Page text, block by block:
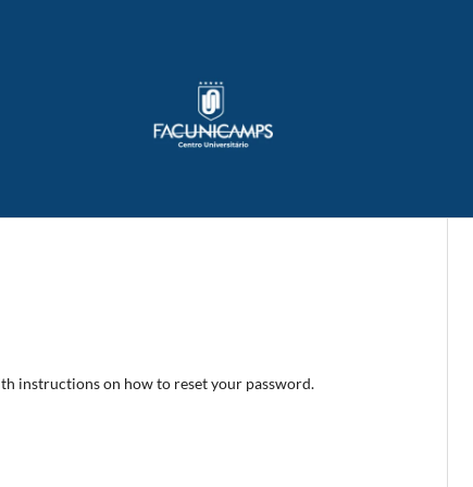
instructions on how to reset your password.